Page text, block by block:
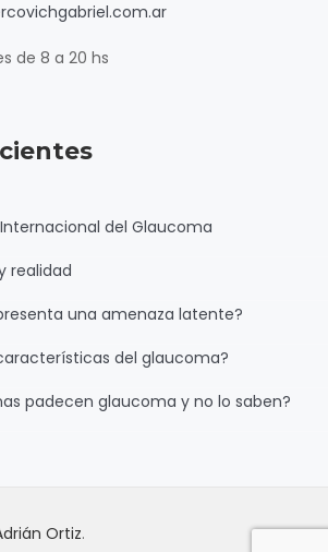
de 8 a 20 hs
del Glaucoma
realidad
una amenaza latente?
del glaucoma?
padecen glaucoma y no lo saben?
Ortiz.